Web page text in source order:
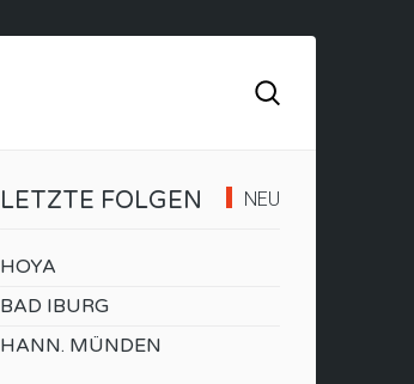
NEU
LETZTE FOLGEN
HOYA
BAD IBURG
HANN. MÜNDEN